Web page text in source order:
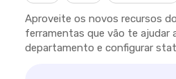
Aproveite os novos recursos
ferramentas que vão te ajudar
departamento e configurar